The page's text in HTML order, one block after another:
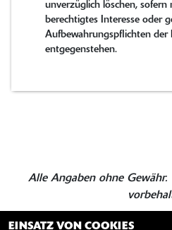
unverzüglich löschen, sofern
berechtigtes Interesse oder
Aufbewahrungspflichten der
entgegenstehen.
Alle Angaben ohne
EINSATZ VON COOKIES